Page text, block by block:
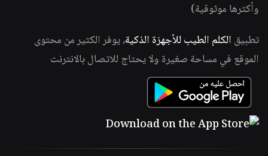
وأكثرها موثوقية)
تطبيق الكلم الطيب للأجهزة الذكية، يوفر الكثير من محتوى
الموقع في مساحة صغيرة ولا يحتاج للاتصال بالانترنت